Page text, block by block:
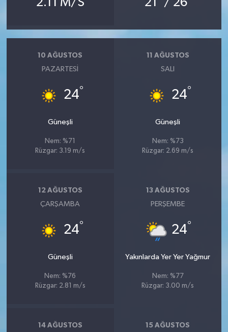
2.11 M/S 21 / 26
10 AĞUSTOS
PAZARTESI
24°
Güneşli
Nem: %71
Rüzgar: 3.19 m/s
11 AĞUSTOS
SALI
24°
Güneşli
Nem: %73
Rüzgar: 2.69 m/s
12 AĞUSTOS
ÇARŞAMBA
24°
Güneşli
Nem: %76
Rüzgar: 2.81 m/s
13 AĞUSTOS
PERŞEMBE
24°
Yakınlarda Yer Yer Yağmur
Nem: %77
Rüzgar: 3.00 m/s
14 AĞUSTOS 15 AĞUSTOS